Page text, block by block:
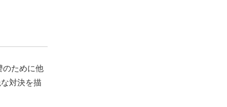
のために他
対決を描